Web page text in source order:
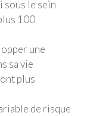
sous le sein
100
une
sa vie
plus
de risque